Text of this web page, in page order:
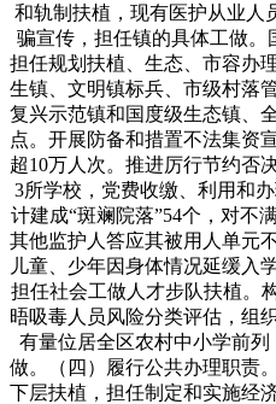
和轨制扶植，现有医护从业人
骗宣传，担任镇的具体工做。
担任规划扶植、生态、市容办
生镇、文明镇标兵、市级村落
复兴示范镇和国度级生态镇、
点。开展防备和措置不法集资
超10万人次。推进厉行节约否
3所学校，党费收缴、利用和
计建成“斑斓院落”54个，对不
其他监护人答应其被用人单元
儿童、少年因身体情况延缓入
担任社会工做人才步队扶植。
晤吸毒人员风险分类评估，组
有量位居全区农村中小学前
做。（四）履行公共办理职责
下层扶植，担任制定和实施经